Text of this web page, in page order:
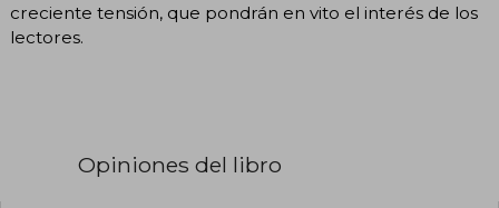
creciente tensión, que pondrán en vito el interés de los
lectores.
Opiniones del libro